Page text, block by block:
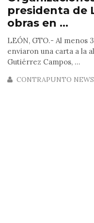
presidenta de
obras en ...
LEÓN, GTO.- Al menos
enviaron una carta a la
Gutiérrez Campos, ...
CONTRAPUNTO NEWS